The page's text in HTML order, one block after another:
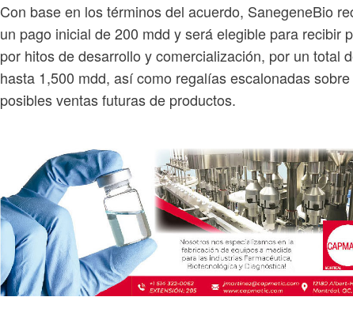
Con base en los términos del acuerdo, SanegeneBio
un pago inicial de 200 mdd y será elegible para recibir
por hitos de desarrollo y comercialización, por un total
hasta 1,500 mdd, así como regalías escalonadas sobre
posibles ventas futuras de productos.